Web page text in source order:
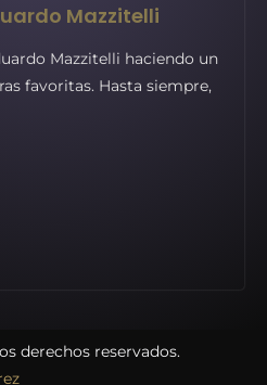
Mazzitelli
Mazzitelli haciendo un
favoritas. Hasta siempre,
derechos reservados.